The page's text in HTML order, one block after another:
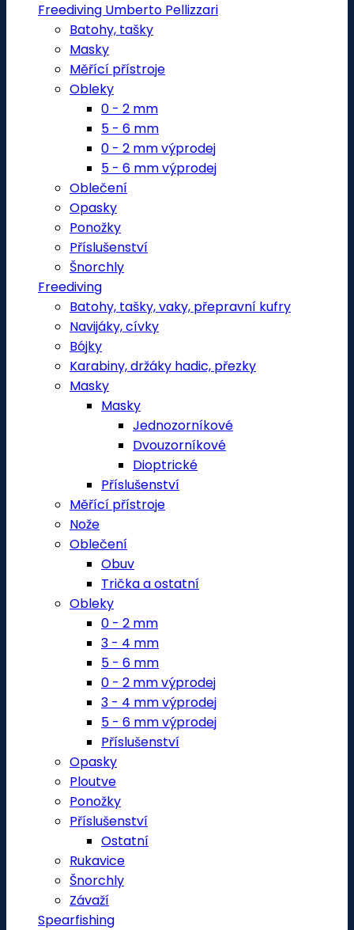
Freediving Umberto Pellizzari
Batohy, tašky
Masky
Měřící přístroje
Obleky
0 - 2 mm
5 - 6 mm
0 - 2 mm výprodej
5 - 6 mm výprodej
Oblečení
Opasky
Ponožky
Příslušenství
Šnorchly
Freediving
Batohy, tašky, vaky, přepravní kufry
Navijáky, cívky
Bójky
Karabiny, držáky hadic, přezky
Masky
Masky
Jednozorníkové
Dvouzorníkové
Dioptrické
Příslušenství
Měřící přístroje
Nože
Oblečení
Obuv
Trička a ostatní
Obleky
0 - 2 mm
3 - 4 mm
5 - 6 mm
0 - 2 mm výprodej
3 - 4 mm výprodej
5 - 6 mm výprodej
Příslušenství
Opasky
Ploutve
Ponožky
Příslušenství
Ostatní
Rukavice
Šnorchly
Závaží
Spearfishing